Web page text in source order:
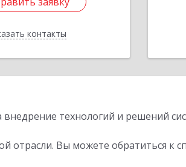
контакты
Назад
технологий и решений
отрасли. Вы можете обратиться к